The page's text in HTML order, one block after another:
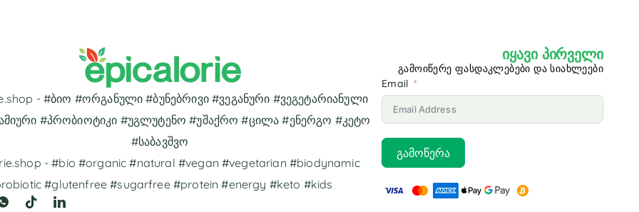
- #ბიო #ორგანული #ბუნებრივი #ვეგანური #ვეგეტარიანული
#პრობიოტიკი #უგლუტენო #უშაქრო #ცილა #ენერგო #კეტო
#საბავშვო
- #bio #organic #natural #vegan #vegetarian #biodynamic
#glutenfree #sugarfree #protein #energy #keto #kids
იყავი პირველი
გამოიწერე ფასდაკლებები და სიახლეები
Email
გამოწერა